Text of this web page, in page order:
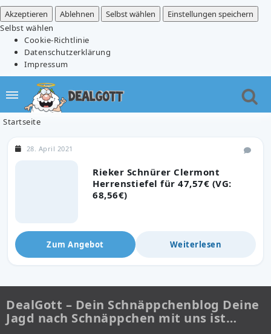
Akzeptieren
Ablehnen Selbst wählen
Einstellungen speichern
Selbst wählen
Cookie-Richtlinie
Datenschutzerklärung
Impressum
Startseite
Rieker Schnürer Clermont
Herrenstiefel für 47,57€ (VG:
68,56€)
28. April 2021
Zum Angebot Weiterlesen
DealGott – Dein Schnäppchenblog Deine
Jagd nach Schnäppchen mit uns ist…